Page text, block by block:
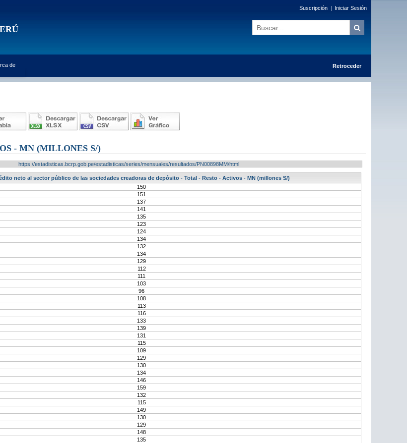
Suscripción | Iniciar Sesión
de Retroceder
- MN (MILLONES S/)
https://estadisticas.bcrp.gob.pe/estadisticas/series/mensuales/resultados/PN00898MM/html
neto al sector público de las sociedades creadoras de depósito - Total - Resto - Activos - MN (millones S/)
150
151
137
141
135
123
124
134
132
134
129
112
111
103
96
108
113
116
133
139
131
115
109
129
130
134
146
159
132
115
149
130
129
148
135